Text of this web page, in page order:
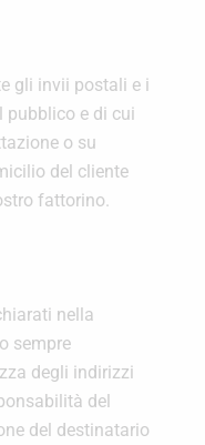
gli invii postali e i
pubblico e di cui
o su
del cliente
fattorino.
nella
sempre
degli indirizzi
del
del destinatario